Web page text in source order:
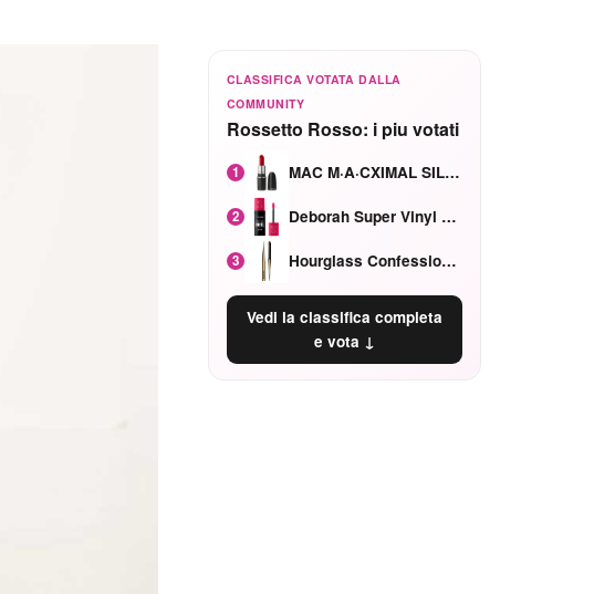
CLASSIFICA VOTATA DALLA
COMMUNITY
Rossetto Rosso: i piu votati
1 MAC M·A·CXIMAL SILKY MATTE Red Rock mat
2 Deborah Super Vinyl Shake Rosa Ciliegia
3 Hourglass Confession Ricaricabile Ultra Preciso Ad Alta Intensità Secretly Classic Red
Vedi la classifica completa
e vota ↓